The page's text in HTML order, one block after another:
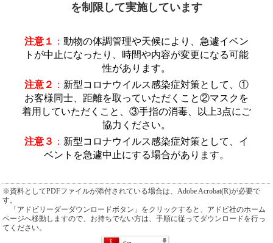
を制限して実施しています
注意１ ： 動物の体調管理や天候により、急遽イベン
トが中止になったり、時間や内容が変更になる可能
性があります。
注意２ ： 新型コロナウイルス感染症対策として、①
お客様同士、距離を取っていただくこと②マスクを
着用していただくこと、③手指の消毒、以上3点にご
協力ください。
注意３ ： 新型コロナウイルス感染症対策として、イ
ベントを急遽中止にする場合があります。
※資料としてPDFファイルが添付されている場合は、Adobe Acrobat(R)が必要で
す。
「アドビリーダーダウンロードボタン」をクリックすると、アドビ社のホーム
ページへ移動しますので、お持ちでない方は、手順に従ってダウンロードを行っ
てください。